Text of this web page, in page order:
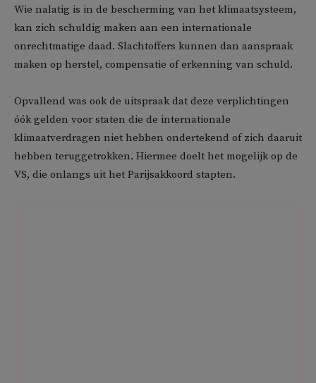
Wie nalatig is in de bescherming van het klimaatsysteem,
kan zich schuldig maken aan een internationale
onrechtmatige daad. Slachtoffers kunnen dan aanspraak
maken op herstel, compensatie of erkenning van schuld.
Opvallend was ook de uitspraak dat deze verplichtingen
óók gelden voor staten die de internationale
klimaatverdragen niet hebben ondertekend of zich daaruit
hebben teruggetrokken. Hiermee doelt het mogelijk op de
VS, die onlangs uit het Parijsakkoord stapten.